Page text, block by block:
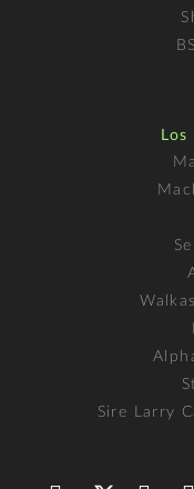
Los
Sire Larry